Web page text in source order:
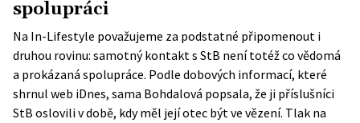
spolupráci
Na In-Lifestyle považujeme za podstatné připomenout i
druhou rovinu: samotný kontakt s StB není totéž co vědomá
a prokázaná spolupráce. Podle dobových informací, které
shrnul web iDnes, sama Bohdalová popsala, že ji příslušníci
StB oslovili v době, kdy měl její otec být ve vězení. Tlak na